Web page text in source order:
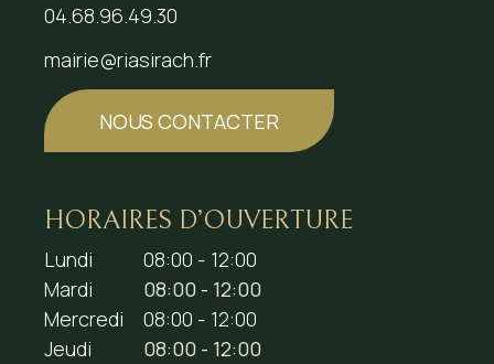
04.68.96.49.30
mairie@riasirach.fr
NOUS CONTACTER
HORAIRES D’OUVERTURE
Lundi
08:00 - 12:00
Mardi
08:00 - 12:00
Mercredi
08:00 - 12:00
Jeudi
08:00 - 12:00